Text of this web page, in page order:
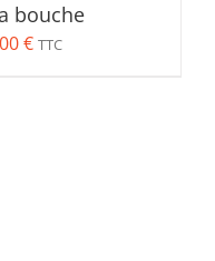
bouche
€Plage
TTC